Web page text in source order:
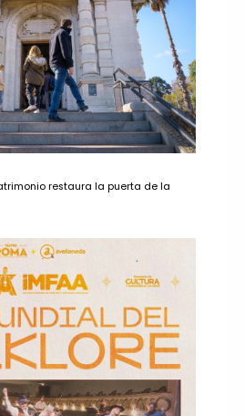
restaura la puerta de la